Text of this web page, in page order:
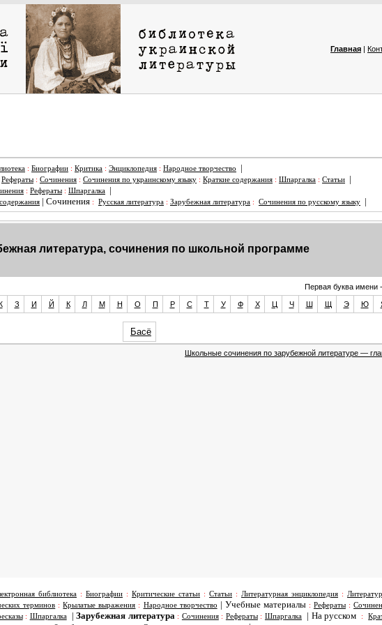
Главная |
: Биографии : Критика : Энциклопедия : Народное творчество
|
Рефераты : Сочинения : Сочинения по украинскому языку : Краткие содержания : Шпаргалка : Статьи
|
: Рефераты : Шпаргалка
|
| Сочинения : Русская литература : Зарубежная литература : Сочинения по русскому языку |
литература, сочинения по школьной программе
Первая буква имени
З И Й К Л М Н О П Р С Т У Ф Х Ц Ч Ш Щ Э Ю
Басё
Школьные сочинения по зарубежной литературе —
библиотека : Биографии : Критические статьи : Статьи : Литературная энциклопедия :
терминов :Крылатые выражения : Народное творчество | Учебные материалы : Рефераты:
: Шпаргалка | Зарубежная литература : Сочинения: Рефераты: Шпаргалка | На русском :